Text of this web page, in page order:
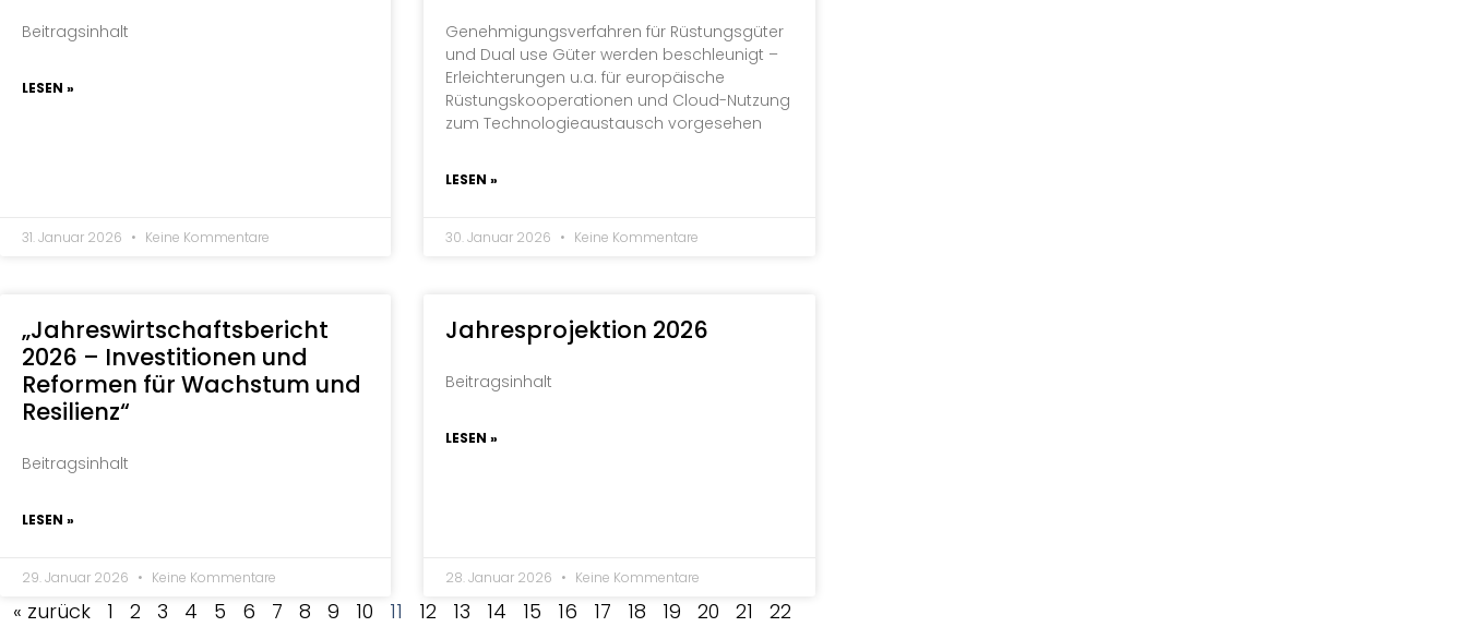
Beitragsinhalt
LESEN »
31. Januar 2026 Keine Kommentare
Genehmigungsverfahren für Rüstungsgüter
und Dual use Güter werden beschleunigt –
Erleichterungen u.a. für europäische
Rüstungskooperationen und Cloud-Nutzung
zum Technologieaustausch vorgesehen
LESEN »
30. Januar 2026 Keine Kommentare
„Jahreswirtschaftsbericht
2026 – Investitionen und
Reformen für Wachstum und
Resilienz“
Beitragsinhalt
LESEN »
29. Januar 2026 Keine Kommentare
Jahresprojektion 2026
Beitragsinhalt
LESEN »
28. Januar 2026 Keine Kommentare
« zurück 1 2 3 4 5 6 7 8 9 10 11 12 13 14 15 16 17 18 19 20 21
22